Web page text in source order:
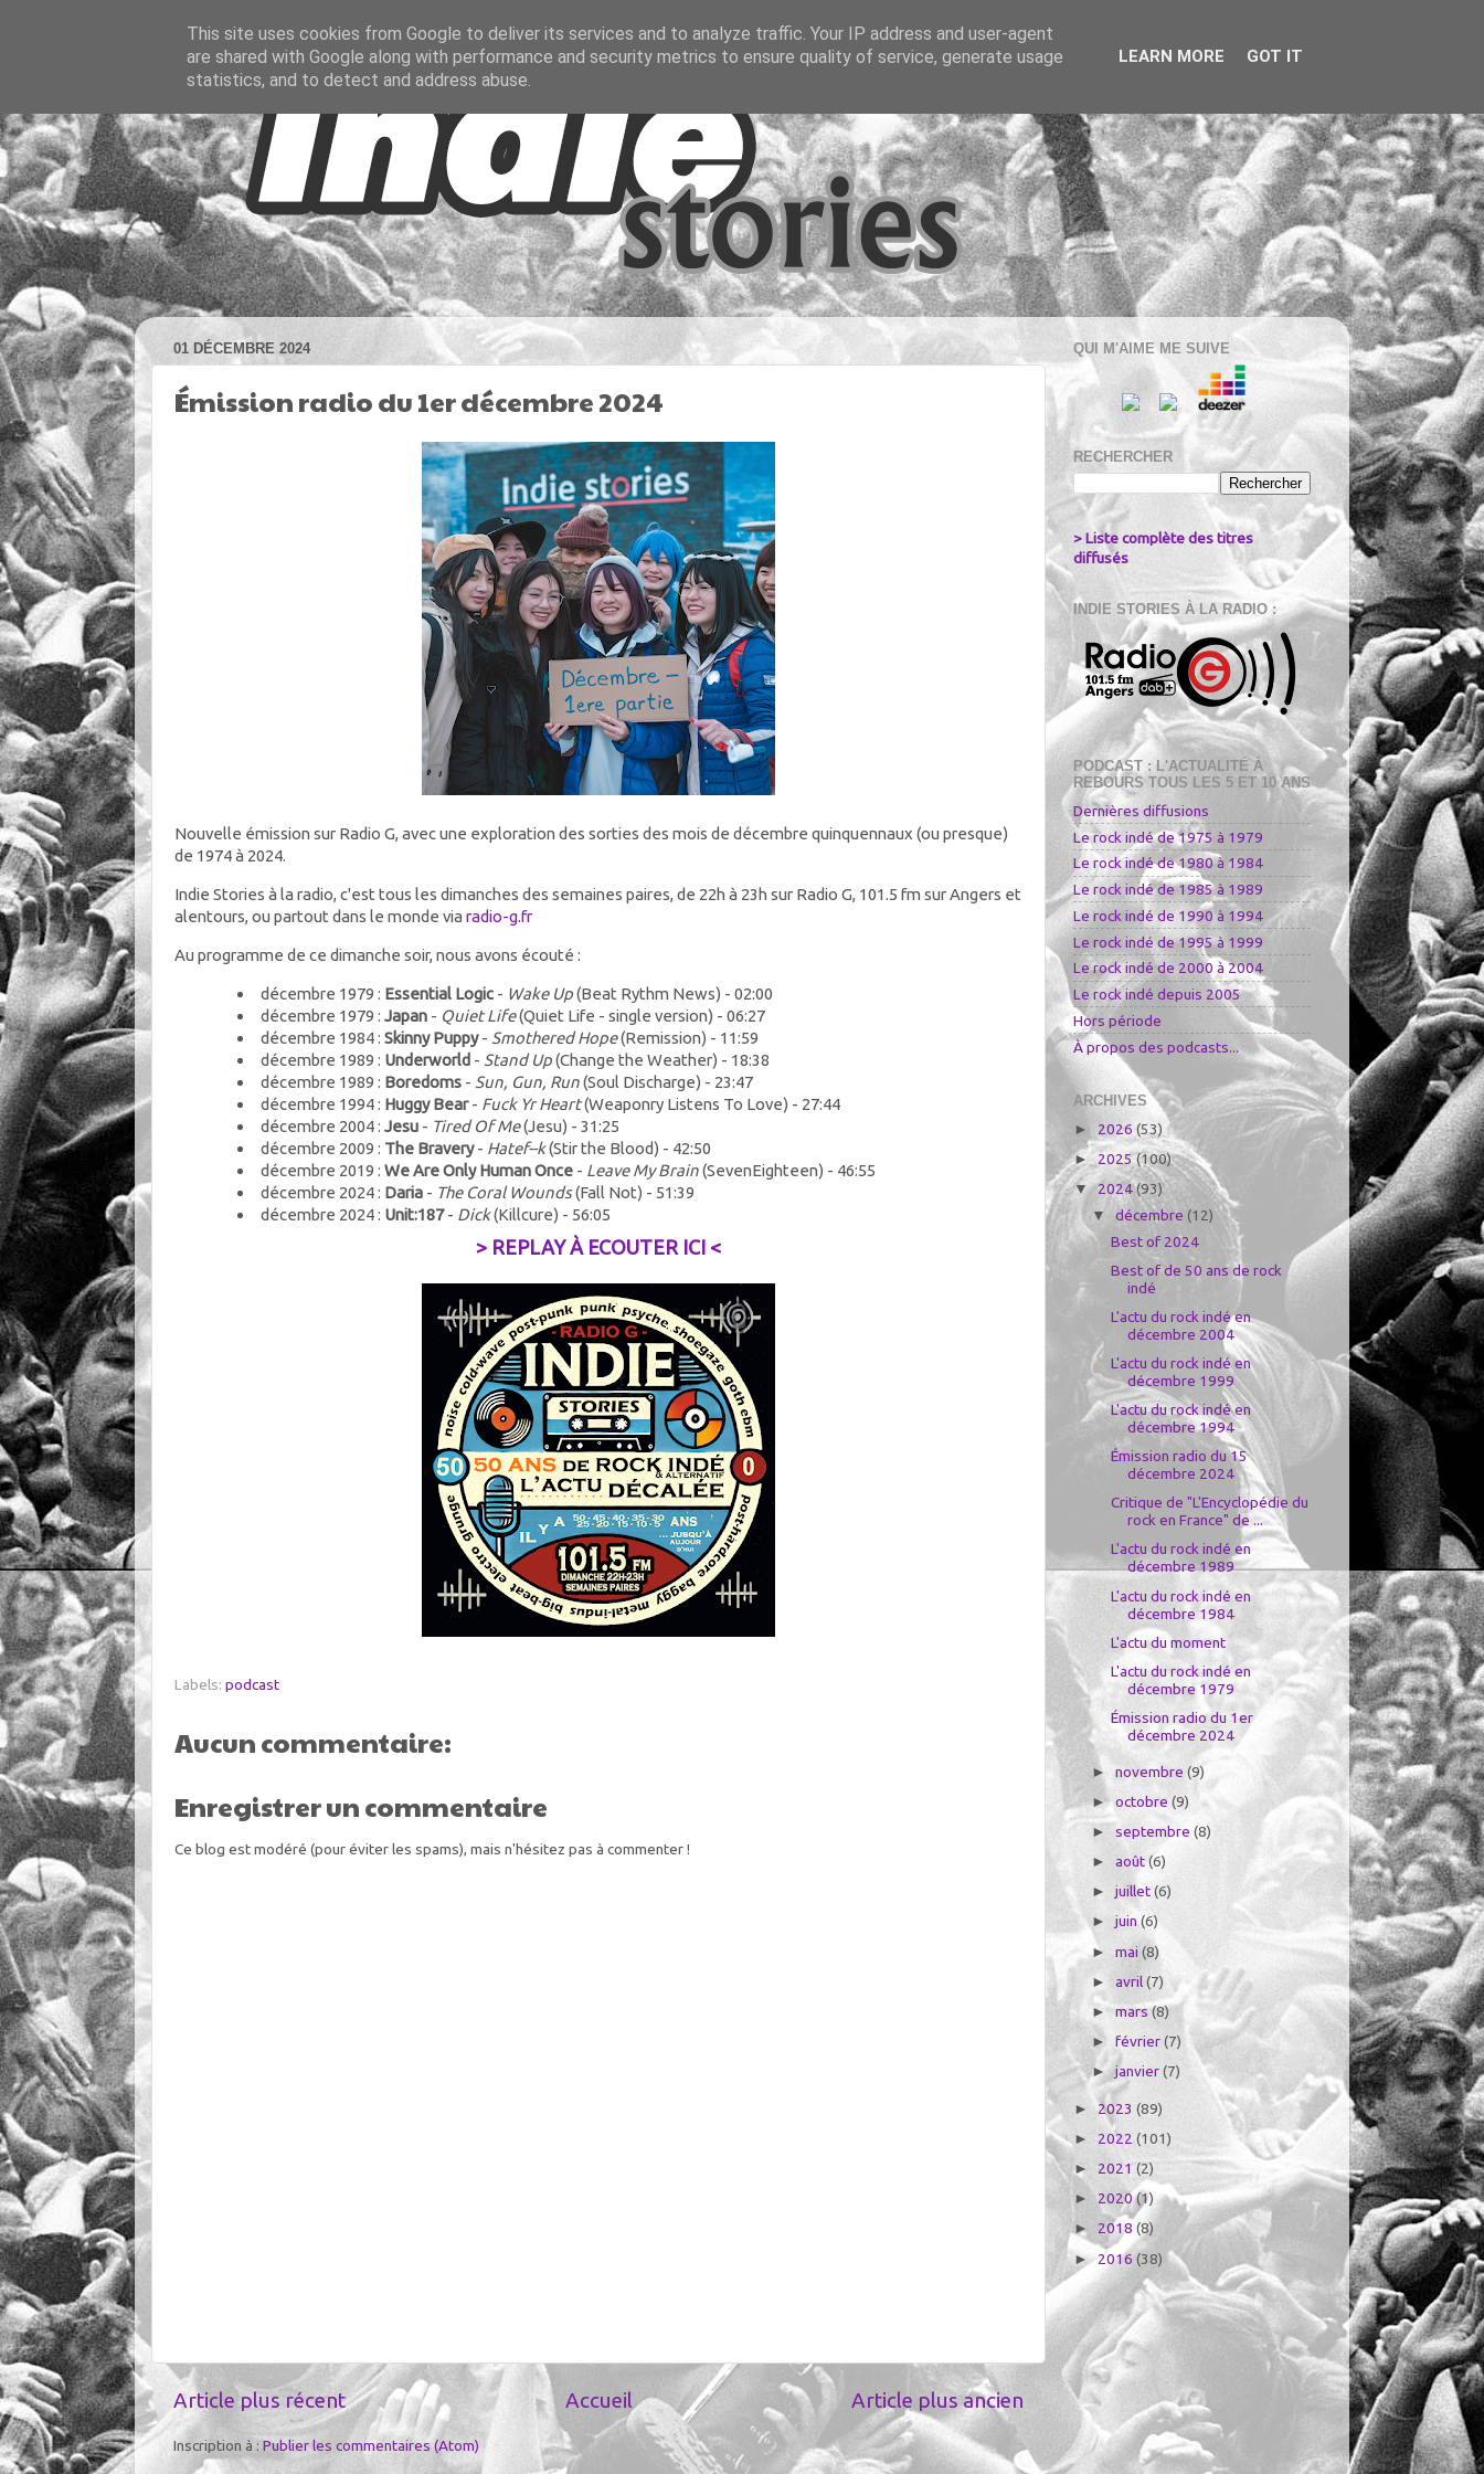
01 DÉCEMBRE 2024
Émission radio du 1er décembre 2024
Nouvelle émission sur Radio G, avec une exploration des sorties des mois de décembre quinquennaux (ou presque)
de 1974 à 2024.
Indie Stories à la radio, c'est tous les dimanches des semaines paires, de 22h à 23h sur Radio G, 101.5 fm sur Angers et
alentours, ou partout dans le monde via radio-g.fr
Au programme de ce dimanche soir, nous avons écouté :
décembre 1979 : Essential Logic- Wake Up(Beat Rythm News) - 02:00
décembre 1979 : Japan- Quiet Life(Quiet Life - single version) - 06:27
décembre 1984 : Skinny Puppy- Smothered Hope(Remission) - 11:59
décembre 1989 : Underworld - Stand Up(Change the Weather) - 18:38
décembre 1989 : Boredoms- Sun, Gun, Run(Soul Discharge) - 23:47
décembre 1994 : Huggy Bear- Fuck Yr Heart(Weaponry Listens To Love) - 27:44
décembre 2004 : Jesu- Tired Of Me(Jesu) - 31:25
décembre 2009 : The Bravery- Hatef--k(Stir the Blood) - 42:50
décembre 2019 : We Are Only Human Once- Leave My Brain(SevenEighteen) - 46:55
décembre 2024 : Daria- The Coral Wounds(Fall Not) - 51:39
décembre 2024 : Unit:187- Dick(Killcure) - 56:05
> REPLAY À ECOUTER ICI <
Labels: podcast
Aucun commentaire:
Enregistrer un commentaire
Ce blog est modéré (pour éviter les spams), mais n'hésitez pas à commenter !
Article plus récent Article plus ancien
Accueil
Inscription à : Publier les commentaires (Atom)
QUI M'AIME ME SUIVE
RECHERCHER
> Liste complète des titres
diffusés
INDIE STORIES À LA RADIO :
PODCAST : L'ACTUALITÉ À
REBOURS TOUS LES 5 ET 10 ANS
Dernières diffusions
Le rock indé de 1975 à 1979
Le rock indé de 1980 à 1984
Le rock indé de 1985 à 1989
Le rock indé de 1990 à 1994
Le rock indé de 1995 à 1999
Le rock indé de 2000 à 2004
Le rock indé depuis 2005
Hors période
À propos des podcasts...
ARCHIVES
► 2026 (53)
► 2025(100)
▼2024(93)
▼décembre(12)
Best of 2024
Best of de 50 ans de rock
indé
L'actu du rock indé en
décembre 2004
L'actu du rock indé en
décembre 1999
L'actu du rock indé en
décembre 1994
Émission radio du 15
décembre 2024
Critique de "L'Encyclopédie du
rock en France" de ...
L'actu du rock indé en
décembre 1989
L'actu du rock indé en
décembre 1984
L'actu du moment
L'actu du rock indé en
décembre 1979
Émission radio du 1er
décembre 2024
►novembre(9)
►octobre(9)
►septembre(8)
►août(6)
►juillet(6)
►juin(6)
►mai(8)
►avril(7)
►mars(8)
►février(7)
►janvier(7)
► 2023 (89)
► 2022 (101)
► 2021 (2)
►2020(1)
► 2018 (8)
► 2016 (38)
This site uses cookies from Google to deliver its services and to analyze traffic. Your IP address and user-agent
are shared with Google along with performance and security metrics to ensure quality of service, generate usage
statistics, and to detect and address abuse.
LEARN MORE GOT IT